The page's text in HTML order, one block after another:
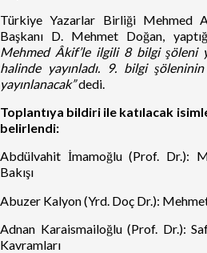
Türkiye Yazarlar Birliği Mehmed
Başkanı D. Mehmet Doğan,
Mehmed Âkif’le ilgili 8 bilgi şöleni
halinde yayınladı. 9. bilgi
yayınlanacak”dedi.
Toplantıya bildiri ile katılacak
belirlendi:
Abdülvahit İmamoğlu (Prof. Dr.):
Bakışı
Abuzer Kalyon (Yrd. Doç Dr.):
Adnan Karaismailoğlu (Prof. Dr.):
Kavramları